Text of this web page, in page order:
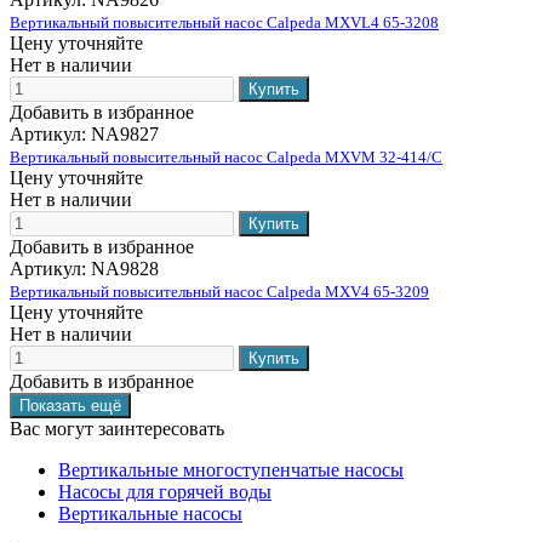
Вертикальный повысительный насос Calpeda MXVL4 65-3208
Цену уточняйте
Нет в наличии
Добавить в избранное
Артикул: NA9827
Вертикальный повысительный насос Calpeda MXVM 32-414/C
Цену уточняйте
Нет в наличии
Добавить в избранное
Артикул: NA9828
Вертикальный повысительный насос Calpeda MXV4 65-3209
Цену уточняйте
Нет в наличии
Добавить в избранное
Вас могут заинтересовать
Вертикальные многоступенчатые насосы
Насосы для горячей воды
Вертикальные насосы